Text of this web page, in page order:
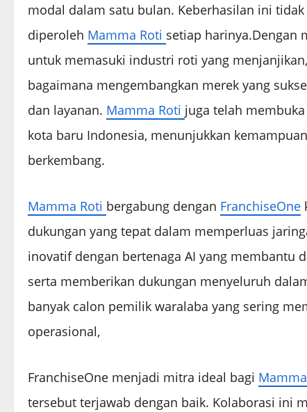
modal dalam satu bulan. Keberhasilan ini
diperoleh Mamma Roti setiap harinya.Dengan
untuk memasuki industri roti yang
bagaimana mengembangkan merek yang
dan layanan. Mamma Roti juga telah
kota baru Indonesia, menunjukkan
berkembang.
Mamma Roti bergabung dengan FranchiseOne
dukungan yang tepat dalam memperluas
inovatif dengan bertenaga AI yang membantu
serta memberikan dukungan menyeluruh
banyak calon pemilik waralaba yang sering
operasional,
FranchiseOne menjadi mitra ideal bagi
tersebut terjawab dengan baik. Kolaborasi ini